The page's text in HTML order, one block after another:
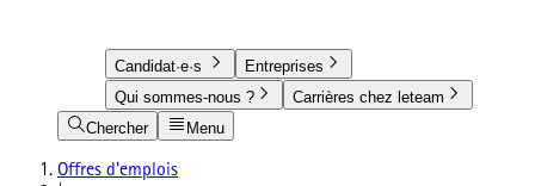
Candidat·e·s
Entreprises
Qui sommes-nous ?
Carrières chez leteam
Chercher
Menu
Offres d'emplois